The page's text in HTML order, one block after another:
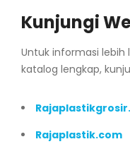
Kunjungi
Untuk informasi
katalog lengkap,
Rajaplastik.com